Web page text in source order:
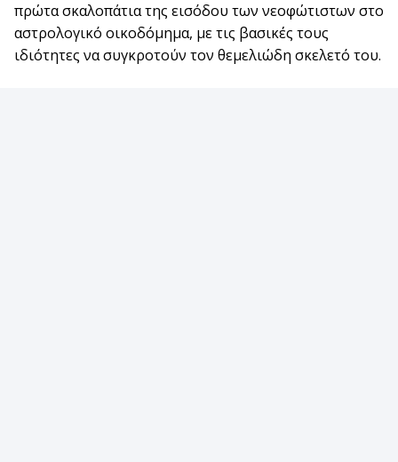
πρώτα σκαλοπάτια της εισόδου των νεοφώτιστων στο
αστρολογικό οικοδόμημα, με τις βασικές τους
ιδιότητες να συγκροτούν τον θεμελιώδη σκελετό του.